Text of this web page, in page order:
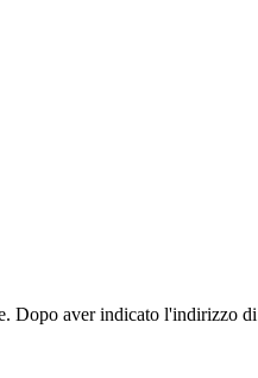
Dopo aver indicato l'indirizzo